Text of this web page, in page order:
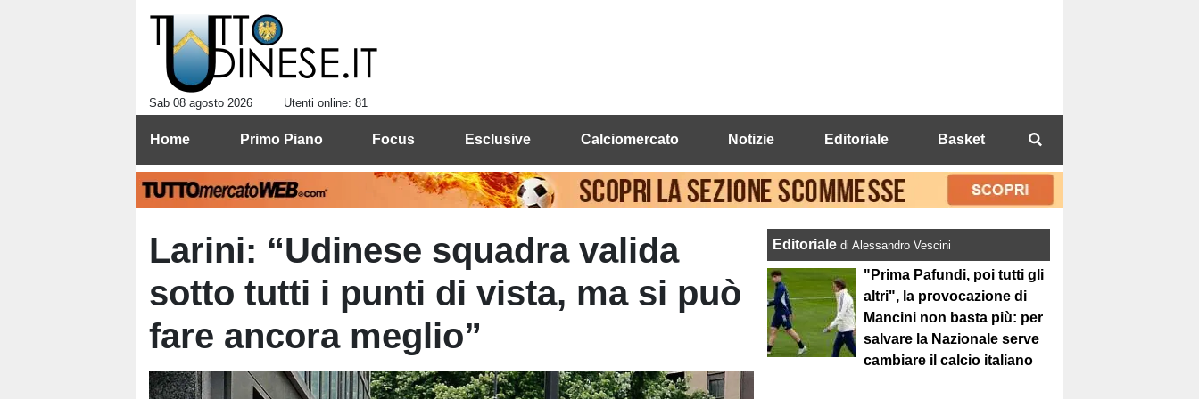
Sab 08 agosto 2026 Utenti online: 81
Home Primo Piano Focus Esclusive Calciomercato Notizie Editoriale Basket
Larini: “Udinese squadra valida
sotto tutti i punti di vista, ma si può
fare ancora meglio”
Editorialedi Alessandro Vescini
"Prima Pafundi, poi tutti gli
altri", la provocazione di
Mancini non basta più: per
salvare la Nazionale serve
cambiare il calcio italiano